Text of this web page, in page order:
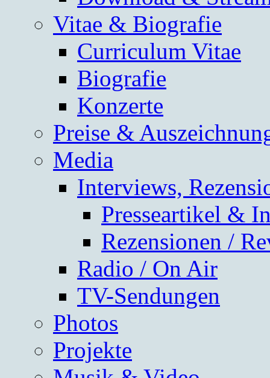
Vitae & Biografie
Curriculum Vitae
Biografie
Konzerte
Preise &
Media
Interviews,
Presseartikel &
Rezensionen /
Radio / On Air
TV-Sendungen
Photos
Projekte